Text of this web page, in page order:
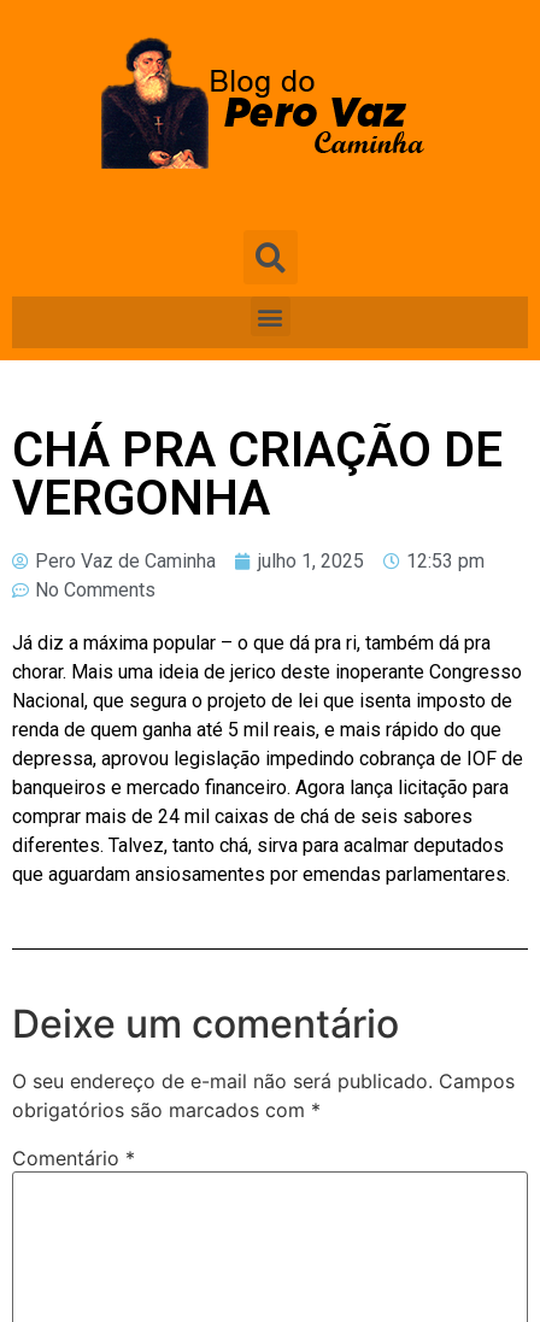
CHÁ PRA CRIAÇÃO DE
VERGONHA
Pero Vaz de Caminha julho 1, 2025
12:53 pm
No Comments
Já diz a máxima popular – o que dá pra ri, também dá pra
chorar. Mais uma ideia de jerico deste inoperante Congresso
Nacional, que segura o projeto de lei que isenta imposto de
renda de quem ganha até 5 mil reais, e mais rápido do que
depressa, aprovou legislação impedindo cobrança de IOF de
banqueiros e mercado financeiro. Agora lança licitação para
comprar mais de 24 mil caixas de chá de seis sabores
diferentes. Talvez, tanto chá, sirva para acalmar deputados
que aguardam ansiosamentes por emendas parlamentares.
Deixe um comentário
O seu endereço de e-mail não será publicado. Campos
obrigatórios são marcados com *
Comentário *